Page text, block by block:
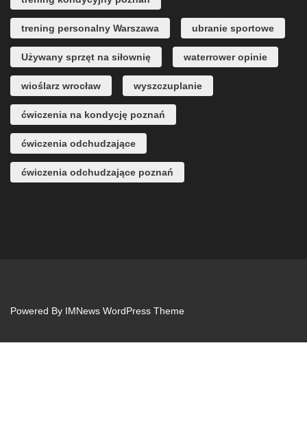
trening personalny Warszawa ubranie sportowe
Używany sprzęt na siłownię waterrower opinie
wioślarz wrocław wyszczuplanie
ćwiczenia na kondycję poznań
ćwiczenia odchudzające
ćwiczenia odchudzające poznań
Powered By IMNews WordPress Theme